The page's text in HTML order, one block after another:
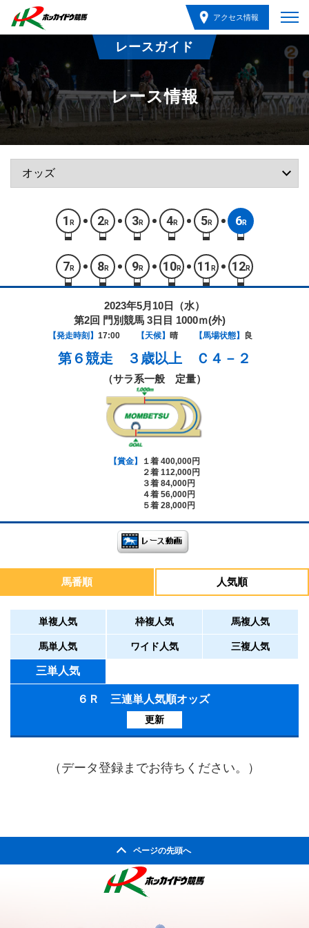
アクセス情報
レースガイド
レース情報
1 R 2R 3R 4R 5R 6R
7 R 8R 9R 10R 11 R 12R
2023年5月10日（水）
第2回 門別競馬 3日目 1000ｍ(外)
【発走時刻】 17:00 【天候】 晴 【馬場状態】 良
第６競走 ３歳以上 Ｃ４－２
（サラ系一般 定量）
【賞金】
１着 400,000円
２着 112,000円
３着 84,000円
４着 56,000円
５着 28,000円
馬番順 人気順
単複人気 枠複人気 馬複人気
馬単人気 ワイド人気 三複人気
三単人気
６Ｒ 三連単人気順オッズ
更新
（データ登録までお待ちください。）
ページの先頭へ